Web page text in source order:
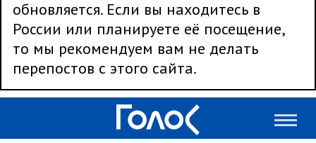
обновляется. Если вы находитесь в
России или планируете её посещение,
то мы рекомендуем вам не делать
перепостов с этого сайта.